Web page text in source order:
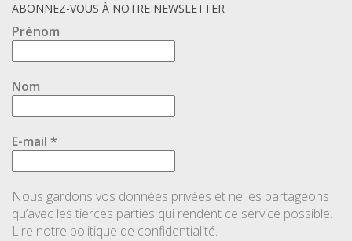
ABONNEZ-VOUS À NOTRE NEWSLETTER
Prénom
Nom
E-mail *
Nous gardons vos données privées et ne les partageons
qu’avec les tierces parties qui rendent ce service possible.
Lire notre politique de confidentialité.